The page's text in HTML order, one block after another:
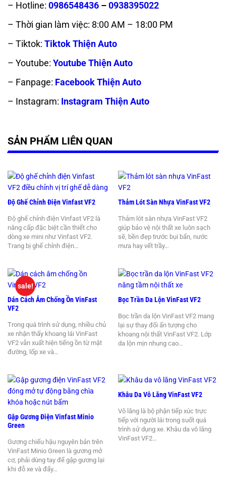
– Hotline: 0986548436 –0938395022
– Thời gian làm việc: 8:00 AM – 18:00 PM
– Tiktok: Tiktok Thiện Auto
– Youtube: Youtube Thiện Auto
– Fanpage: Facebook Thiện Auto
– Instagram: Instagram Thiện Auto
SẢN PHẨM LIÊN QUAN
Độ Ghế Chỉnh Điện Vinfast VF2
Độ ghế chỉnh điện Vinfast VF2 là
nâng cấp đặc biệt cần thiết cho
dòng xe mini như Vinfast VF2.
Trang bị ghế chỉnh điện…
Thảm Lót Sàn Nhựa VinFast VF2
Thảm lót sàn nhựa VinFast VF2
giúp bảo vệ nội thất xe luôn sạch
sẽ, bền đẹp trước bụi bẩn, nước
mưa hay vết trầy…
Dán Cách Âm Chống Ồn VinFast
VF2
Trong quá trình sử dụng, nhiều chủ
xe nhận thấy khoang lái VinFast
VF2 vẫn xuất hiện tiếng ồn từ mặt
đường, lốp xe và…
sale!
Bọc Trần Da Lộn VinFast VF2
Bọc trần da lộn VinFast VF2 mang
lại sự thay đổi ấn tượng cho
khoang nội thất VinFast VF2. Lớp
da lộn mịn nhung cao…
Gập Gương Điện Vinfast Minio
Green
Gương chiếu hậu nguyên bản trên
VinFast Minio Green là gương mở
cơ, phải dùng tay để gập gương lại
khi đỗ xe và đẩy…
Khâu Da Vô Lăng VinFast VF2
Vô lăng là bộ phận tiếp xúc trực
tiếp với người lái trong suốt quá
trình sử dụng xe. Khâu da vô lăng
VinFast VF2…